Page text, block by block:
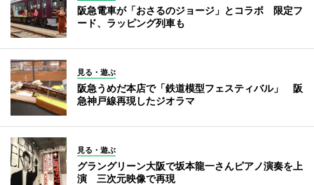
阪急電車が「おさるのジョージ」とコラボ 限定フ
ード、ラッピング列車も
見る・遊ぶ
阪急うめだ本店で「鉄道模型フェスティバル」 阪
急神戸線再現したジオラマ
見る・遊ぶ
グラングリーン大阪で坂本龍一さんピアノ演奏を上
演 三次元映像で再現